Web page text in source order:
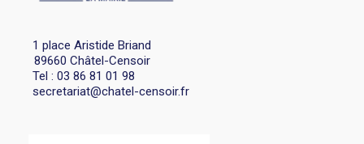
1 place Aristide Briand
89660 Châtel-Censoir
Tel : 03 86 81 01 98
secretariat@chatel-censoir.fr